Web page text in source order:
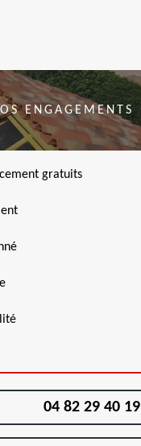
ENGAGEMENTS
gratuits
04 82 29 40 19